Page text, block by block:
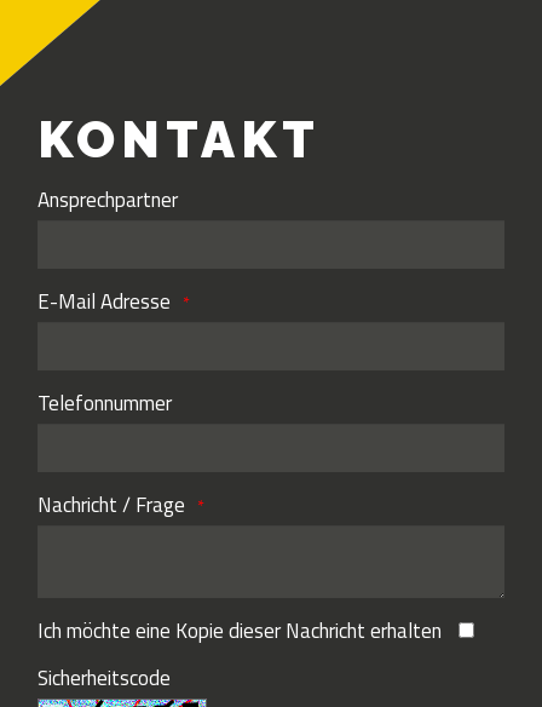
KONTAKT
Ansprechpartner
E-Mail Adresse
Telefonnummer
Nachricht / Frage
Ich möchte eine Kopie dieser Nachricht erhalten
Sicherheitscode